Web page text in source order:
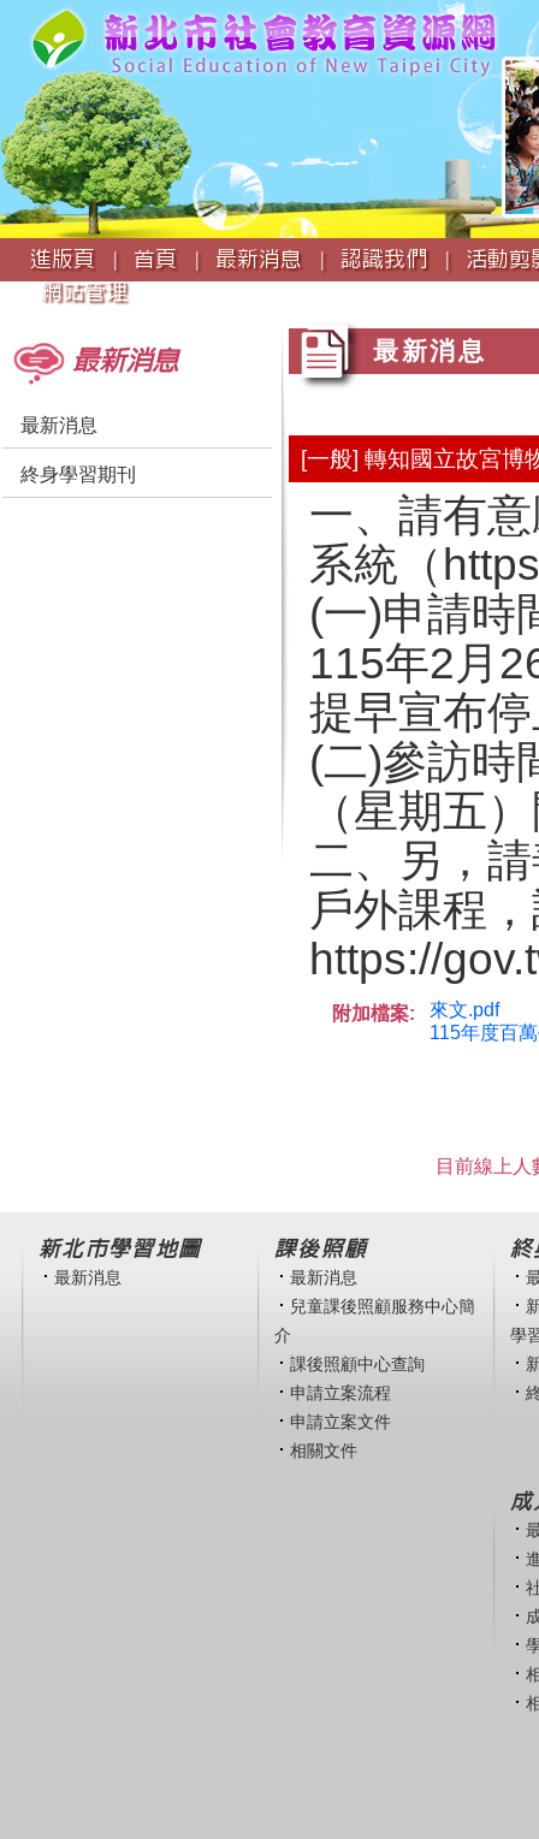
:::
進版頁 |
首頁 | 最新消息 | 認識我們 |
活動
網站管理
最新消息
最新消息
終身學習期刊
最新消息
[一般] 轉知國立故宮博
一、請有
系統（
(一)申請時
115年2月
提早宣布
(二)參訪時
（星期五
二、另，
戶外課程
https://
附加檔案:
來文.pdf
115年度百
目前線上
新北市學習地圖
最新消息
課後照顧
最新消息
兒童課後照顧服務中心簡
介
課後照顧中心查詢
申請立案流程
申請立案文件
相關文件
終
學